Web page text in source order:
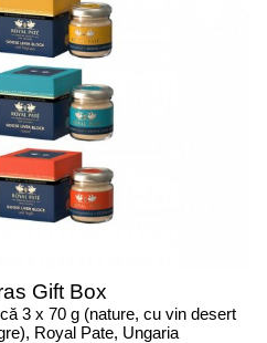
Gift Box
3 x 70 g (nature, cu vin desert
Royal Pate, Ungaria